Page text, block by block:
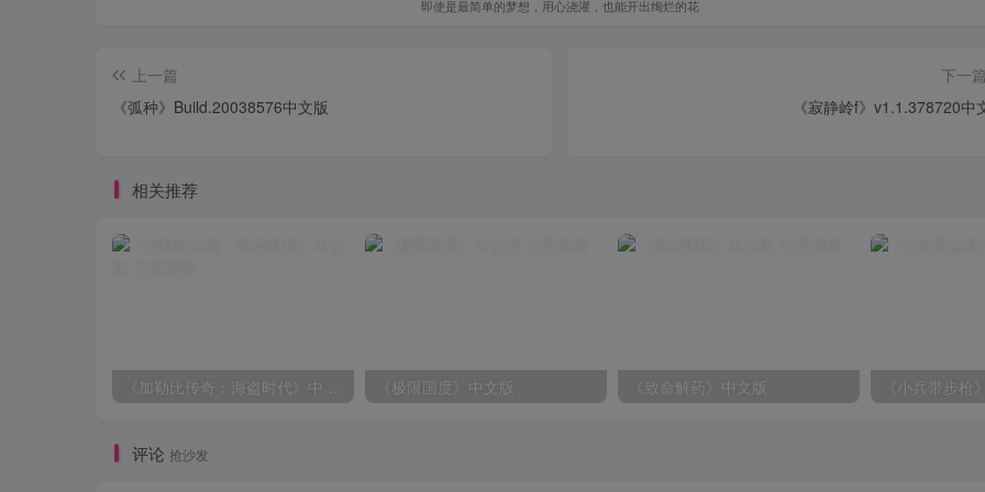
即使是最简单的梦想，用心浇灌，也能开出绚烂的花
上一篇
《弧种》Build.20038576中文版
下一篇
《寂静岭f》v1.1.378720中
相关推荐
《极限国度》中文版 《致命解药》中文版 《小兵带步枪
评论 抢沙发